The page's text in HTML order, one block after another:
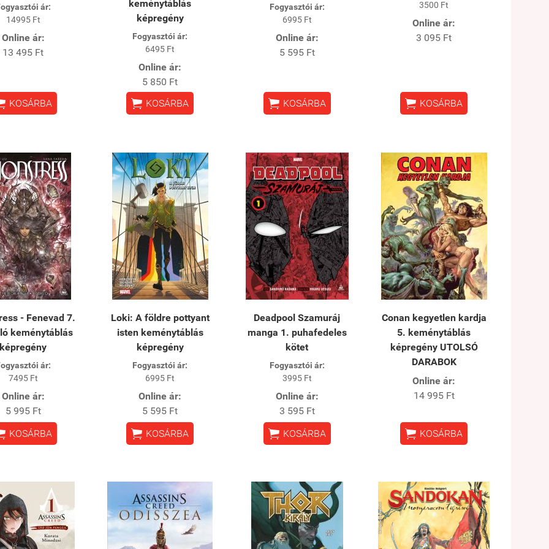
ár:
14995 Ft
Online ár:
13 495 Ft
KOSÁRBA
keménytáblás
képregény
Fogyasztói ár:
6495 Ft
Online ár:
5 850 Ft
 KOSÁRBA
Fogyasztói ár:
6995 Ft
Online ár:
5 595 Ft
 KOSÁRBA
3500 Ft
Online ár:
3 095 Ft
 KOSÁRBA
- Fenevad 7.
keménytáblás
képregény
ár:
7495 Ft
Online ár:
5 995 Ft
KOSÁRBA
Loki: A földre pottyant
isten keménytáblás
képregény
Fogyasztói ár:
6995 Ft
Online ár:
5 595 Ft
 KOSÁRBA
Deadpool Szamuráj
manga 1. puhafedeles
kötet
Fogyasztói ár:
3995 Ft
Online ár:
3 595 Ft
 KOSÁRBA
Conan kegyetlen kardja
5. keménytáblás
képregény UTOLSÓ
DARABOK
Online ár:
14 995 Ft
 KOSÁRBA